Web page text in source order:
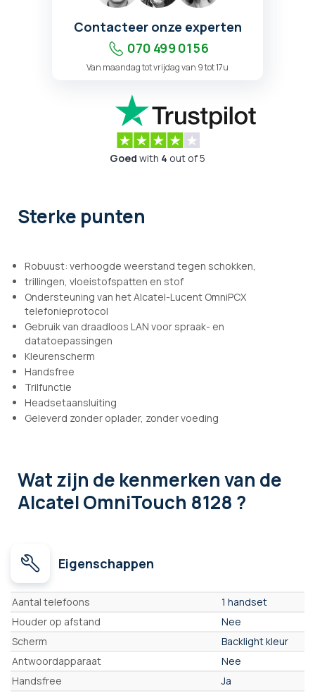
Contacteer onze experten
070 499 01 56
Van maandag tot vrijdag van 9 tot 17u
Goed with 4 out of 5
Sterke punten
Robuust: verhoogde weerstand tegen schokken,
trillingen, vloeistofspatten en stof
Ondersteuning van het Alcatel-Lucent OmniPCX
telefonieprotocol
Gebruik van draadloos LAN voor spraak- en
datatoepassingen
Kleurenscherm
Handsfree
Trilfunctie
Headsetaansluiting
Geleverd zonder oplader, zonder voeding
Wat zijn de kenmerkenvan de
Alcatel OmniTouch 8128 ?
Eigenschappen
Eigenschappen
Aantal telefoons
1 handset
Houder op afstand
Nee
Scherm
Backlight kleur
Antwoordapparaat
Nee
Handsfree
Ja